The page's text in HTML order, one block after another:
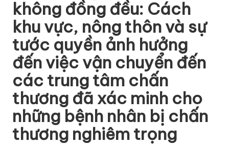
không đồng đều: Cách
khu vực, nông thôn và sự
tước quyền ảnh hưởng
đến việc vận chuyển đến
các trung tâm chấn
thương đã xác minh cho
những bệnh nhân bị chấn
thương nghiêm trọng